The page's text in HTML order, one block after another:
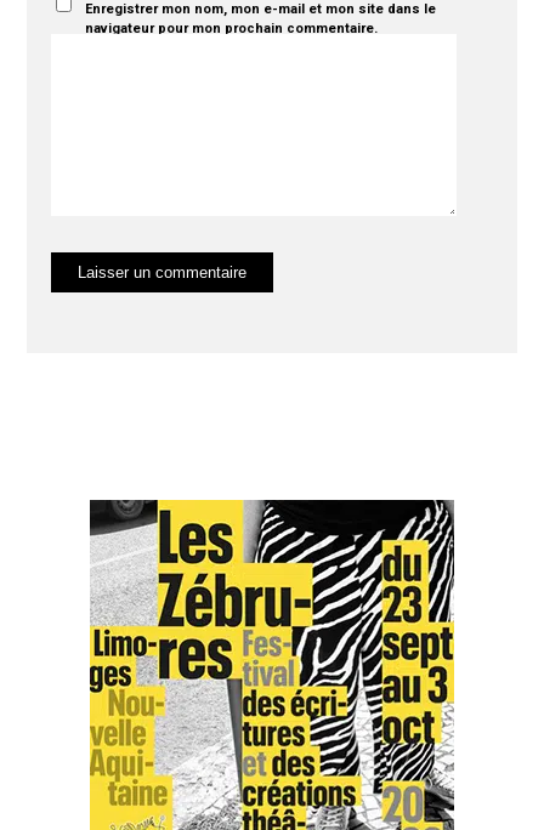
Enregistrer mon nom, mon e-mail et mon site dans le
navigateur pour mon prochain commentaire.